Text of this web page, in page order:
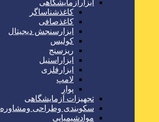
ابزارآزمایشگاهی
کاغذشناساگر
کاغذصافی
ابزارسنجش دیجیتال
کولیس
ریزسنج
ابزاراستیل
ابزارفلزی
لامپ
پوار
تجهیزات آزمایشگاهی
سکوبندی وطراحی ومشاوره
موادشیمیایی